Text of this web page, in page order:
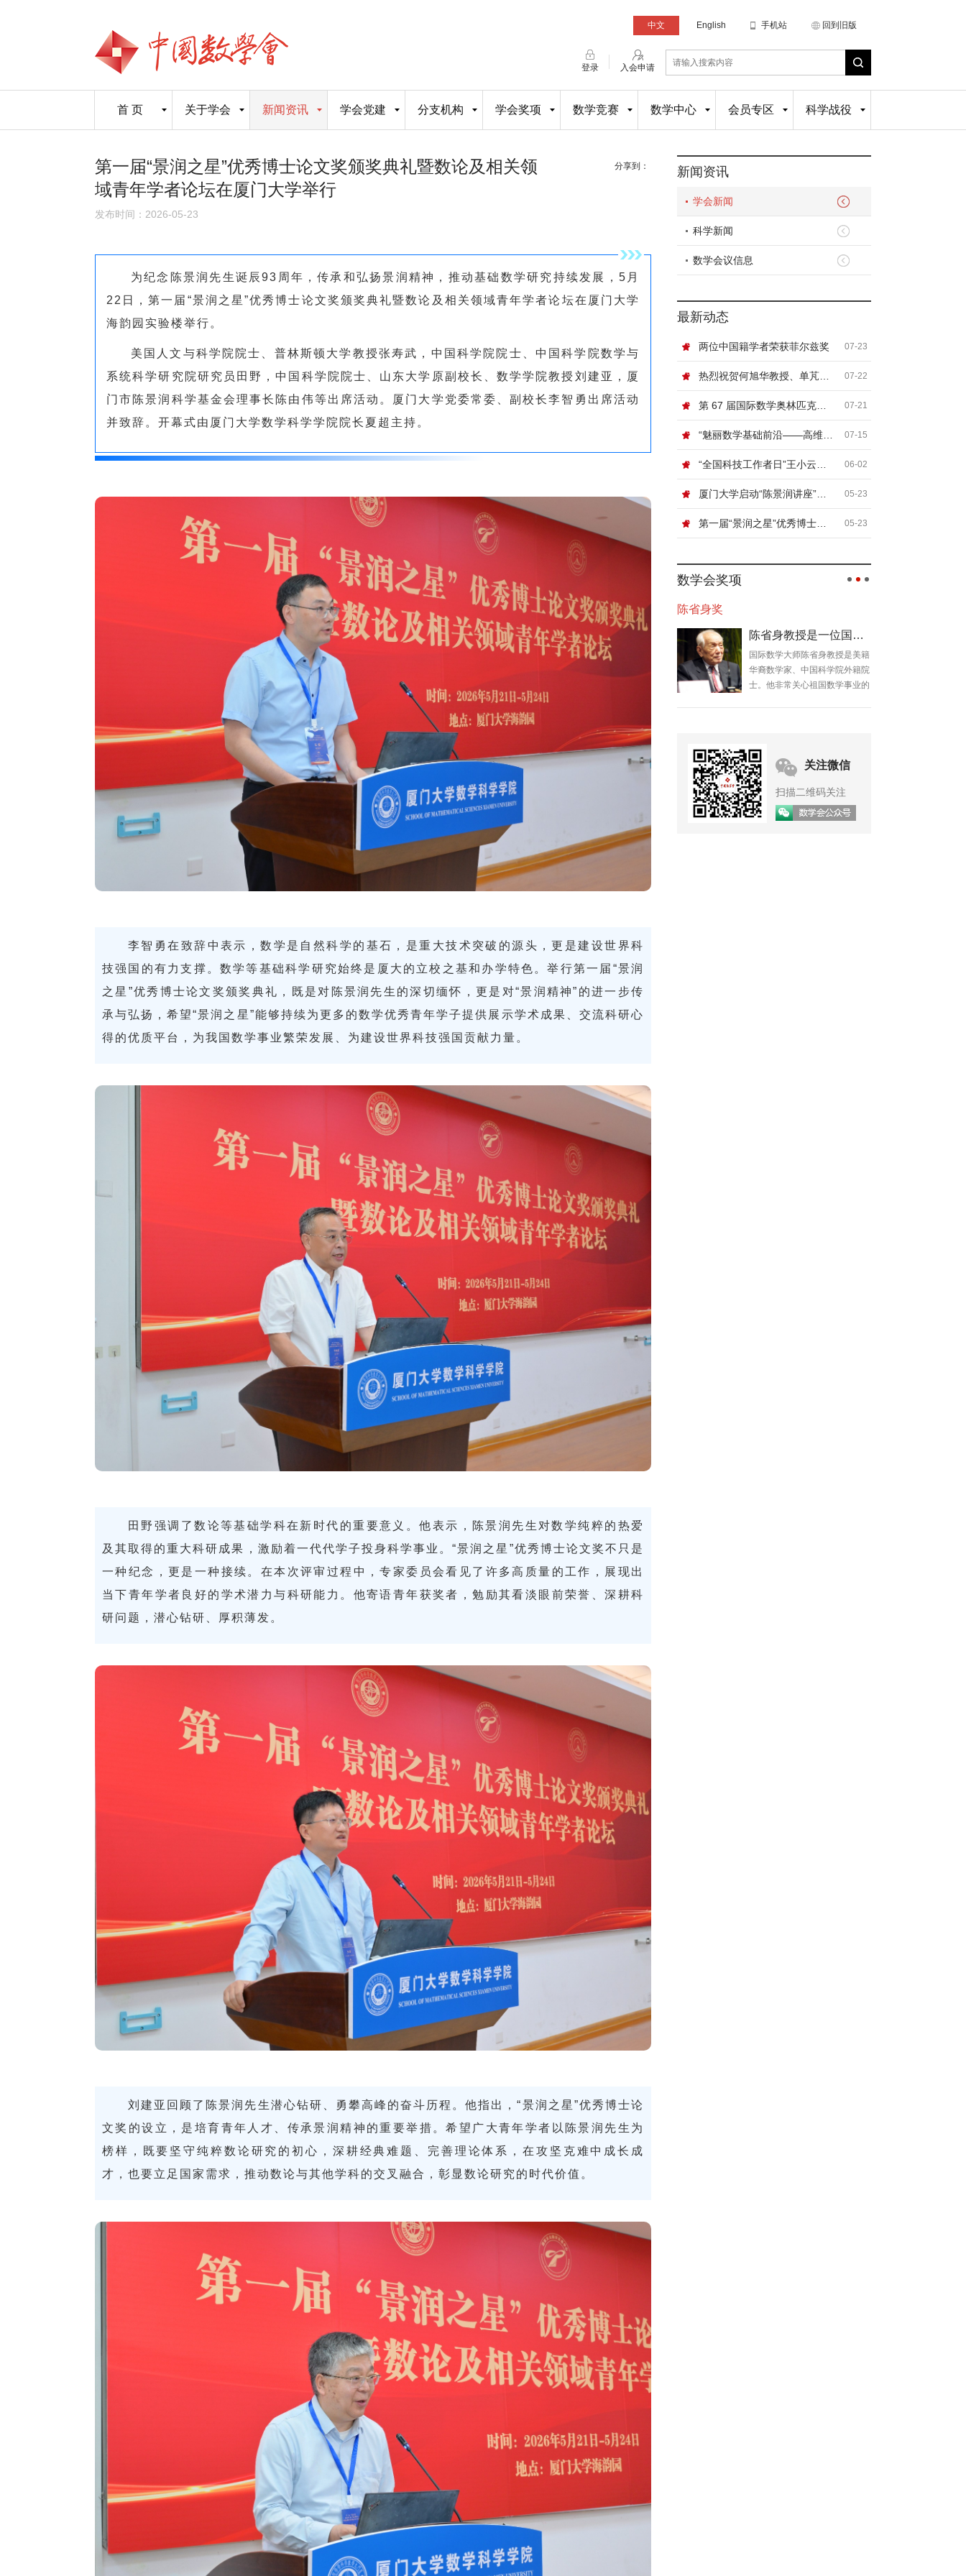
中文 English 手机站 回到旧版
登录 入会申请
首 页 关于学会 新闻资讯 学会党建 分支机构 学会奖项 数学竞赛 数学中心 会员专区 科学战役
第一届“景润之星”优秀博士论文奖颁奖典礼暨数论及相关领
域青年学者论坛在厦门大学举行
分享到：
发布时间：2026-05-23
为纪念陈景润先生诞辰93周年，传承和弘扬景润精神，推动基础数学研究持续发展，5月
22日，第一届“景润之星”优秀博士论文奖颁奖典礼暨数论及相关领域青年学者论坛在厦门大学
海韵园实验楼举行。
美国人文与科学院院士、普林斯顿大学教授张寿武，中国科学院院士、中国科学院数学与
系统科学研究院研究员田野，中国科学院院士、山东大学原副校长、数学学院教授刘建亚，厦
门市陈景润科学基金会理事长陈由伟等出席活动。厦门大学党委常委、副校长李智勇出席活动
并致辞。开幕式由厦门大学数学科学学院院长夏超主持。
李智勇在致辞中表示，数学是自然科学的基石，是重大技术突破的源头，更是建设世界科
技强国的有力支撑。数学等基础科学研究始终是厦大的立校之基和办学特色。举行第一届“景润
之星”优秀博士论文奖颁奖典礼，既是对陈景润先生的深切缅怀，更是对“景润精神”的进一步传
承与弘扬，希望“景润之星”能够持续为更多的数学优秀青年学子提供展示学术成果、交流科研心
得的优质平台，为我国数学事业繁荣发展、为建设世界科技强国贡献力量。
田野强调了数论等基础学科在新时代的重要意义。他表示，陈景润先生对数学纯粹的热爱
及其取得的重大科研成果，激励着一代代学子投身科学事业。“景润之星”优秀博士论文奖不只是
一种纪念，更是一种接续。在本次评审过程中，专家委员会看见了许多高质量的工作，展现出
当下青年学者良好的学术潜力与科研能力。他寄语青年获奖者，勉励其看淡眼前荣誉、深耕科
研问题，潜心钻研、厚积薄发。
刘建亚回顾了陈景润先生潜心钻研、勇攀高峰的奋斗历程。他指出，“景润之星”优秀博士论
文奖的设立，是培育青年人才、传承景润精神的重要举措。希望广大青年学者以陈景润先生为
榜样，既要坚守纯粹数论研究的初心，深耕经典难题、完善理论体系，在攻坚克难中成长成
才，也要立足国家需求，推动数论与其他学科的交叉融合，彰显数论研究的时代价值。
新闻资讯
学会新闻
科学新闻
数学会议信息
最新动态
两位中国籍学者荣获菲尔兹奖 07-23
07-22
07-21
07-15
06-02
05-23
05-23
数学会奖项
陈省身奖
陈省身教授是一位国际数学大师
国际数学大师陈省身教授是美籍
华裔数学家、中国科学院外籍院
士。他非常关心祖国数学事业的
关注微信
扫描二维码关注